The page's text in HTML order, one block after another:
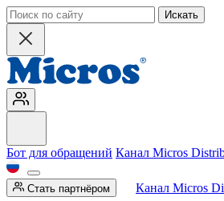
Искать
Бот для обращений Канал Micros
Стать партнёром
Канал Micros